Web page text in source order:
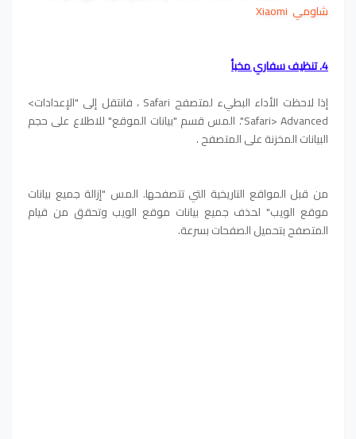
شاومي Xiaomi
4. تنظيف سفاري مخبأ
إذا لاحظت الأداء البطيء لمتصفح Safari ، فانتقل إلى "الإعدادات>
Safari> Advanced". المس قسم "بيانات الموقع" للاطلاع على حجم
البيانات المخزنة على المتصفح .
من قبل المواقع التاريخية التي تتصفحها. المس "إزالة جميع بيانات
موقع الويب" لحذف جميع بيانات موقع الويب وتحقق من قيام
المتصفح بتحميل الصفحات بسرعة.